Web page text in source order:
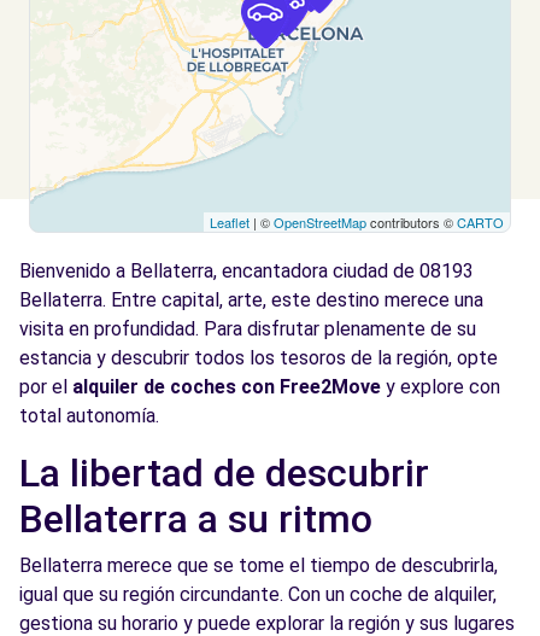
Free2Move Rent - MOLLETAUTO - Mollet
del Vallès (C)
Avda. de Burgos, 71
Mollet del Vallès, 8100
Ver agencia
Free2Move Rent - Maas Exclusivas Pont,
10.1
km
AVDA. JAIME I
Terrassa, 8226
Ver agencia
Free2Move Rent - DRIVIM BARCELONA CR2
- Barcelona (P)
Ciudad de Asunción
Ver agencia
Leaflet | ©OpenStreetMapcontributors ©CARTO
Bienvenido a Bellaterra, encantadora ciudad de 08193
Bellaterra. Entre capital, arte, este destino merece una
visita en profundidad. Para disfrutar plenamente de su
estancia y descubrir todos los tesoros de la región, opte
por el alquiler de coches con Free2Move y explore con
total autonomía.
La libertad de descubrir
Bellaterra a su ritmo
Bellaterra merece que se tome el tiempo de descubrirla,
igual que su región circundante. Con un coche de alquiler,
gestiona su horario y puede explorar la región y sus lugares